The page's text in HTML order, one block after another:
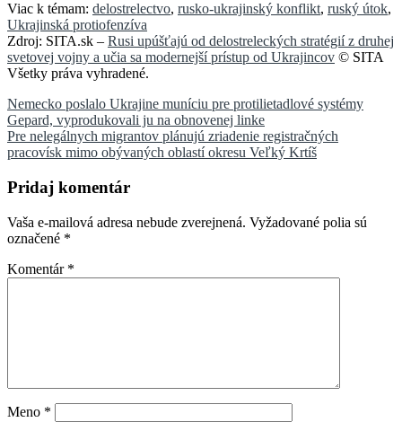
Viac k témam: delostrelectvo, rusko-ukrajinský konflikt, ruský útok,
Ukrajinská protiofenzíva
Zdroj: SITA.sk – Rusi upúšťajú od delostreleckých stratégií z druhej
svetovej vojny a učia sa modernejší prístup od Ukrajincov © SITA
Všetky práva vyhradené.
Navigácia
v
článku
Nemecko poslalo Ukrajine muníciu pre protilietadlové systémy
Gepard, vyprodukovali ju na obnovenej linke
Pre nelegálnych migrantov plánujú zriadenie registračných
pracovísk mimo obývaných oblastí okresu Veľký Krtíš
Pridaj komentár
Vaša e-mailová adresa nebude zverejnená. Vyžadované polia sú
označené *
Komentár *
Meno *